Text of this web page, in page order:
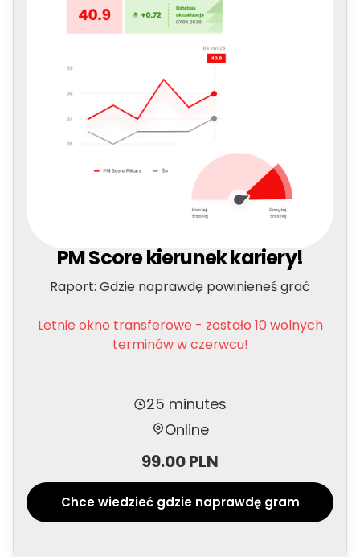
PM Score kierunek kariery!
Raport: Gdzie naprawdę powinieneś grać
Letnie okno transferowe - zostało 10 wolnych
terminów w czerwcu!
25 minutes
Online
99.00 PLN
Chce wiedzieć gdzie naprawdę gram